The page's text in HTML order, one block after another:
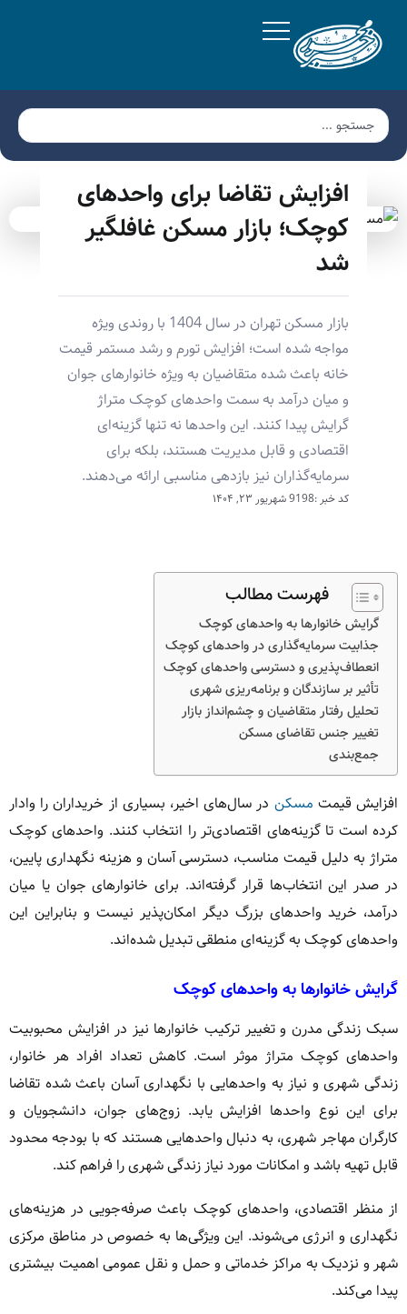
افزایش تقاضا برای واحدهای
کوچک؛ بازار مسکن غافلگیر
شد
بازار مسکن تهران در سال 1404 با روندی ویژه
مواجه شده است؛ افزایش تورم و رشد مستمر قیمت
خانه باعث شده متقاضیان به ویژه خانوارهای جوان
و میان درآمد به سمت واحدهای کوچک متراژ
گرایش پیدا کنند. این واحدها نه تنها گزینه‌ای
اقتصادی و قابل مدیریت هستند، بلکه برای
سرمایه‌گذاران نیز بازدهی مناسبی ارائه می‌دهند.
کد خبر :9198 شهریور ۲۳, ۱۴۰۴
فهرست مطالب
گرایش خانوارها به واحدهای کوچک
جذابیت سرمایه‌گذاری در واحدهای کوچک
انعطاف‌پذیری و دسترسی واحدهای کوچک
تأثیر بر سازندگان و برنامه‌ریزی شهری
تحلیل رفتار متقاضیان و چشم‌انداز بازار
تغییر جنس تقاضای مسکن
جمع‌بندی
افزایش قیمت مسکن در سال‌های اخیر، بسیاری از خریداران را وادار
کرده است تا گزینه‌های اقتصادی‌تر را انتخاب کنند. واحدهای کوچک
متراژ به دلیل قیمت مناسب، دسترسی آسان و هزینه نگهداری پایین،
در صدر این انتخاب‌ها قرار گرفته‌اند. برای خانوارهای جوان یا میان
درآمد، خرید واحدهای بزرگ دیگر امکان‌پذیر نیست و بنابراین این
واحدهای کوچک به گزینه‌ای منطقی تبدیل شده‌اند.
گرایش خانوارها به واحدهای کوچک
سبک زندگی مدرن و تغییر ترکیب خانوارها نیز در افزایش محبوبیت
واحدهای کوچک متراژ موثر است. کاهش تعداد افراد هر خانوار،
زندگی شهری و نیاز به واحدهایی با نگهداری آسان باعث شده تقاضا
برای این نوع واحدها افزایش یابد. زوج‌های جوان، دانشجویان و
کارگران مهاجر شهری، به دنبال واحدهایی هستند که با بودجه محدود
قابل تهیه باشد و امکانات مورد نیاز زندگی شهری را فراهم کند.
از منظر اقتصادی، واحدهای کوچک باعث صرفه‌جویی در هزینه‌های
نگهداری و انرژی می‌شوند. این ویژگی‌ها به خصوص در مناطق مرکزی
شهر و نزدیک به مراکز خدماتی و حمل و نقل عمومی اهمیت بیشتری
پیدا می‌کند.